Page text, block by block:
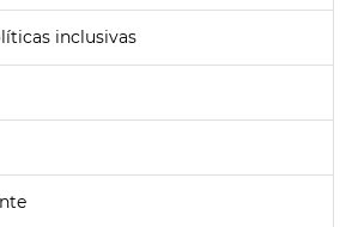
inclusivas